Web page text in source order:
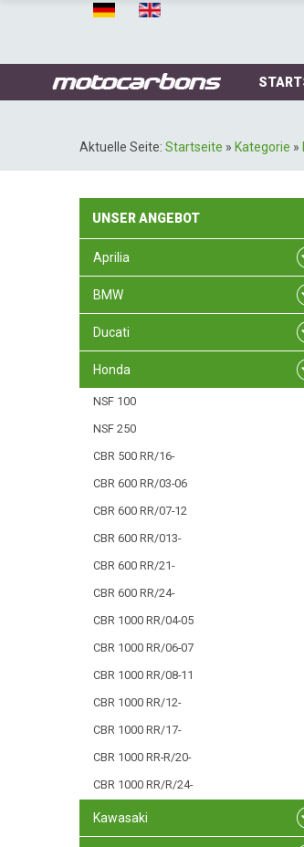
Aktuelle Seite: Startseite » Kategorie »
UNSERANGEBOT
Aprilia
BMW
Ducati
Honda
NSF 100
NSF 250
CBR 500 RR/16-
CBR 600 RR/03-06
CBR 600 RR/07-12
CBR 600 RR/013-
CBR 600 RR/21-
CBR 600 RR/24-
CBR 1000 RR/04-05
CBR 1000 RR/06-07
CBR 1000 RR/08-11
CBR 1000 RR/12-
CBR 1000 RR/17-
CBR 1000 RR-R/20-
CBR 1000 RR/R/24-
Kawasaki